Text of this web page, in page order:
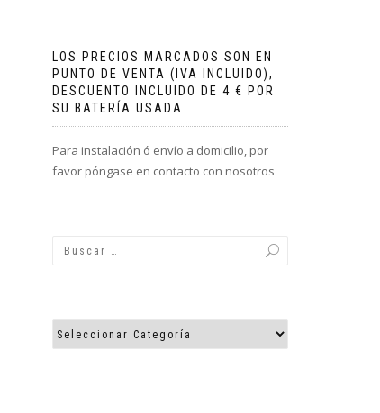
LOS PRECIOS MARCADOS SON EN
PUNTO DE VENTA (IVA INCLUIDO),
DESCUENTO INCLUIDO DE 4 € POR
SU BATERÍA USADA
Para instalación ó envío a domicilio, por
favor póngase en contacto con nosotros